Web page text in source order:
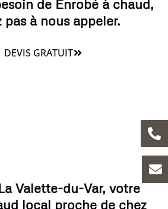
de Enrobé à chaud,
pas à nous appeler.
DEVIS GRATUIT
Valette-du-Var, votre
local proche de chez